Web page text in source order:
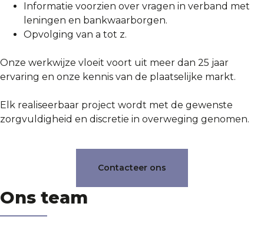
Informatie voorzien over vragen in verband met
leningen en bankwaarborgen.
Opvolging van a tot z.
Onze werkwijze vloeit voort uit meer dan 25 jaar
ervaring en onze kennis van de plaatselijke markt.
Elk realiseerbaar project wordt met de gewenste
zorgvuldigheid en discretie in overweging genomen.
Contacteer ons
Ons team